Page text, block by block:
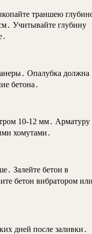
траншею
Учитывайте глубину
Опалубка должна
бетона․
10-12 мм․ Арматуру
хомутами․
Залейте бетон в
бетон вибратором
дней после заливки․